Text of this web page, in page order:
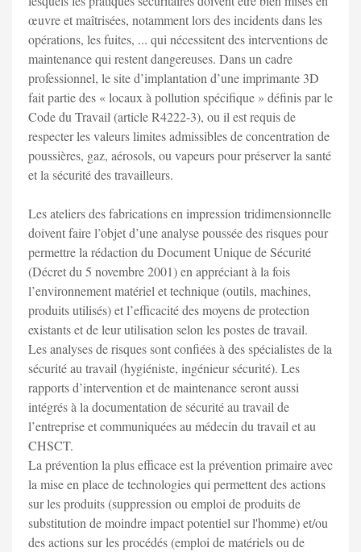
œuvre et maîtrisées, notamment lors des incidents dans les
opérations, les fuites, ... qui nécessitent des interventions de
maintenance qui restent dangereuses. Dans un cadre
professionnel, le site d’implantation d’une imprimante 3D
fait partie des « locaux à pollution spécifique » définis par le
Code du Travail (article R4222-3), ou il est requis de
respecter les valeurs limites admissibles de concentration de
poussières, gaz, aérosols, ou vapeurs pour préserver la santé
et la sécurité des travailleurs.
Les ateliers des fabrications en impression tridimensionnelle
doivent faire l’objet d’une analyse poussée des risques pour
permettre la rédaction du Document Unique de Sécurité
(Décret du 5 novembre 2001) en appréciant à la fois
l’environnement matériel et technique (outils, machines,
produits utilisés) et l’efficacité des moyens de protection
existants et de leur utilisation selon les postes de travail.
Les analyses de risques sont confiées à des spécialistes de la
sécurité au travail (hygiéniste, ingénieur sécurité). Les
rapports d’intervention et de maintenance seront aussi
intégrés à la documentation de sécurité au travail de
l’entreprise et communiquées au médecin du travail et au
CHSCT.
La prévention la plus efficace est la prévention primaire avec
la mise en place de technologies qui permettent des actions
sur les produits (suppression ou emploi de produits de
substitution de moindre impact potentiel sur l'homme) et/ou
des actions sur les procédés (emploi de matériels ou de